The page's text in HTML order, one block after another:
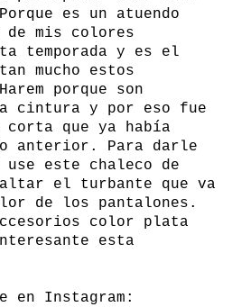
es un atuendo
de mis colores
temporada y es el
mucho estos
porque son
cintura y por eso fue
corta que ya había
anterior. Para darle
este chaleco de
el turbante que va
de los pantalones.
color plata
esta
en Instagram: